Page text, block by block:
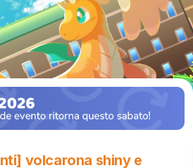
volcarona shiny e